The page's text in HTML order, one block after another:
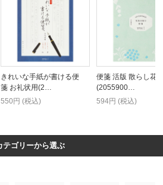
きれいな手紙が書ける便
箋 お礼状用(2…
550円 (税込)
便箋 活版 散らし花
(2055900…
594円 (税込)
テゴリーから選ぶ